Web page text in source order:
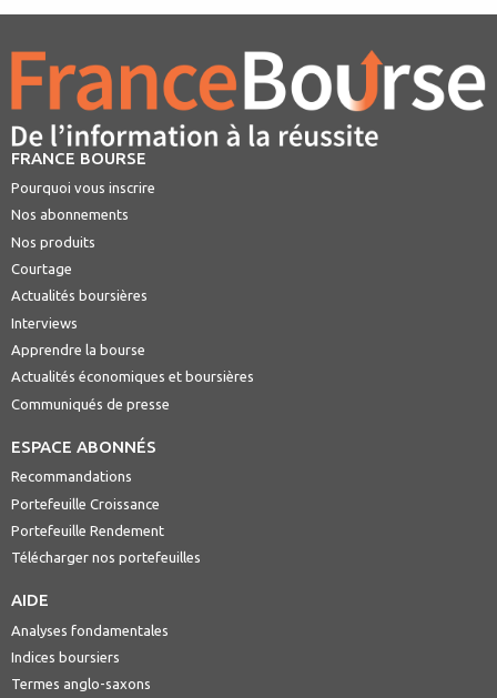
FRANCE BOURSE
Pourquoi vous inscrire
Nos abonnements
Nos produits
Courtage
Actualités boursières
Interviews
Apprendre la bourse
Actualités économiques et boursières
Communiqués de presse
ESPACE ABONNÉS
Recommandations
Portefeuille Croissance
Portefeuille Rendement
Télécharger nos portefeuilles
AIDE
Analyses fondamentales
Indices boursiers
Termes anglo-saxons